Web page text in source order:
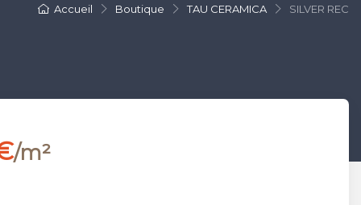
Accueil Boutique TAU CERAMICA SILVER REC
/m²